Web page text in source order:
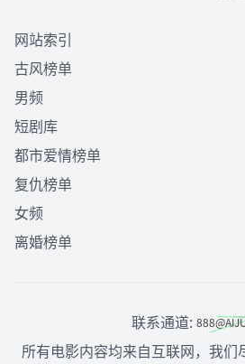
网站索引
古风榜单
男频
短剧库
都市爱情榜单
复仇榜单
女频
离婚榜单
联系通道:
所有电影内容均来自互联网，我们